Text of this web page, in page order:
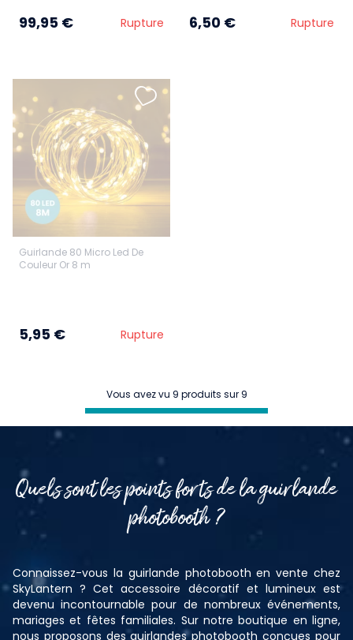
99,95 € Rupture 6,50 € Rupture
Guirlande 80 Micro Led De
Couleur Or 8 m
5,95 € Rupture
Vous avez vu 9 produits sur 9
Quels sont les points forts de la guirlande
photobooth ?
Connaissez-vous la guirlande photobooth en vente chez
SkyLantern ? Cet accessoire décoratif et lumineux est
devenu incontournable pour de nombreux événements,
mariages et fêtes familiales. Sur notre boutique en ligne,
nous proposons des guirlandes photobooth conçues pour